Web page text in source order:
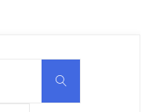
検